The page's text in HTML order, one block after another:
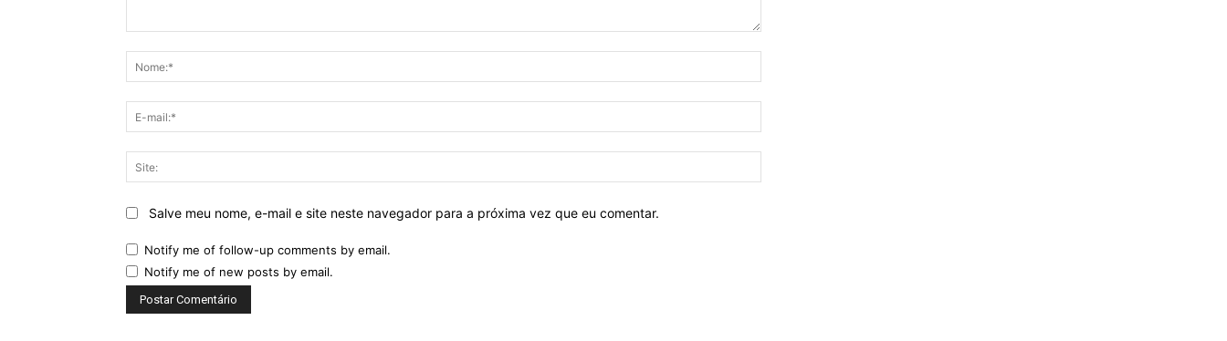
mail:*
Salve meu nome, e-mail e site neste navegador para a próxima vez que eu comentar.
Notify me of follow-up comments by email.
Notify me of new posts by email.